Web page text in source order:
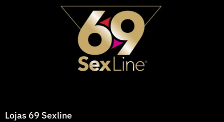
Lojas 69 Sexline